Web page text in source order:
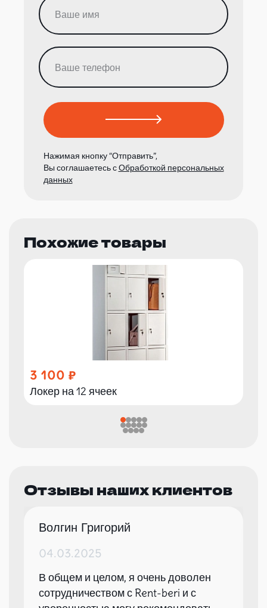
Нажимая кнопку “Отправить”,
Вы соглашаетесь сОбработкой персональных
данных
Похожие товары
3 100
Локер на 12 ячеек
Отзывы наших клиентов
Волгин Григорий
04.03.2025
В общем и целом, я очень доволен
сотрудничеством с Rent-beri и с